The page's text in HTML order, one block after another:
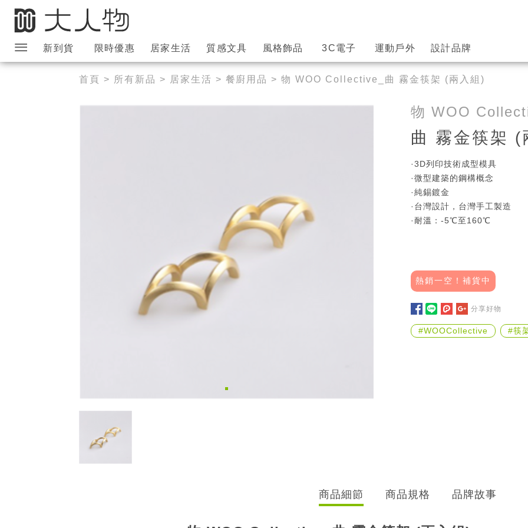
大人物導覽列
新到貨 限時優惠 居家生活 質感文具 風格飾品 3C電子 運動戶外 設計品牌
首頁 > 所有新品 > 居家生活 > 餐廚用品 > 物 WOO Collective_曲 霧金筷架 (兩入組)
物 WOO
曲 霧金筷架 (
·3D列印技術成型模具
·微型建築的鋼構概念
·純錫鍍金
·台灣設計，台灣手工製造
·耐溫：-5℃至160℃
熱銷一空！補貨中
分享好物
#WOOCollective #筷
商品細節 商品規格 品牌故事